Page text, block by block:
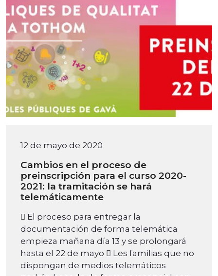
12 de mayo de 2020
Cambios en el proceso de
preinscripción para el curso 2020-
2021: la tramitación se hará
telemáticamente
 El proceso para entregar la
documentación de forma telemática
empieza mañana día 13 y se prolongará
hasta el 22 de mayo  Les familias que no
dispongan de medios telemáticos